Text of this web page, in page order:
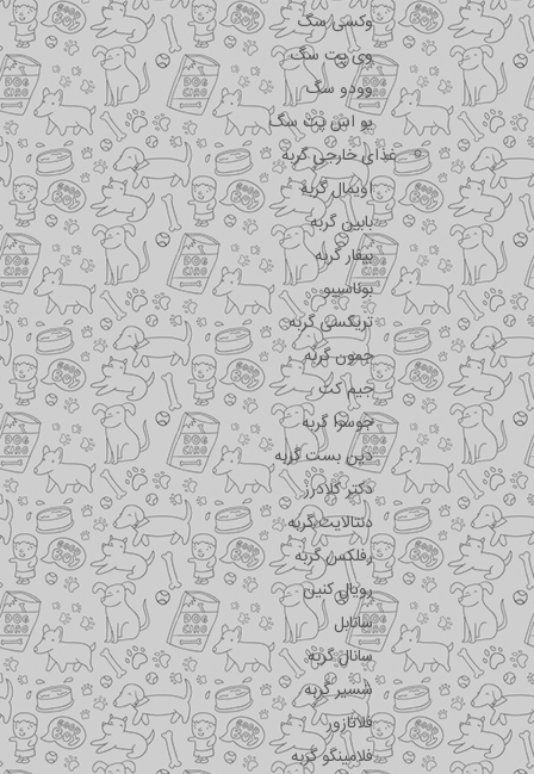
وکسی سگ
وی پت سگ
وودو سگ
یو اس پت سگ
غذای خارجی گربه
اویمال گربه
بابین گربه
بیفار گربه
بوناسیبو
تریکسی گربه
جمون گربه
جیم کت
جوسرا گربه
دین بست گربه
دکتر کلادرز
دنتالایت گربه
رفلکس گربه
رویال کنین
سانابل
سانال گربه
شسیر گربه
فلاتازور
فلامینگو گربه